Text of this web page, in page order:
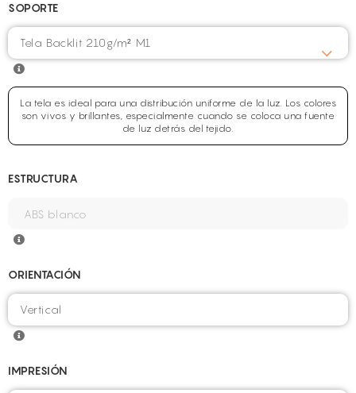
SOPORTE
La tela es ideal para una distribución uniforme de la luz. Los colores
son vivos y brillantes, especialmente cuando se coloca una fuente
de luz detrás del tejido.
ESTRUCTURA
ORIENTACIÓN
IMPRESIÓN